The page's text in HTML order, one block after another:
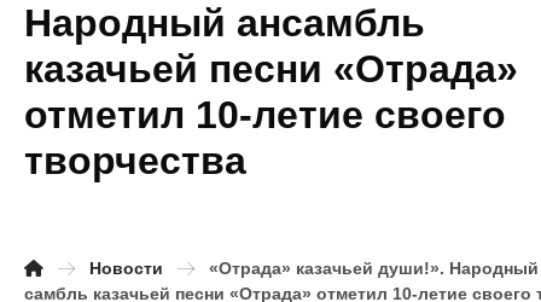
Народный ансамбль
казачьей песни «Отрада»
отметил 10-летие своего
творчества
Новости
«Отрада» казачьей души!». Народный
самбль казачьей песни «Отрада» отметил 10-летие своего